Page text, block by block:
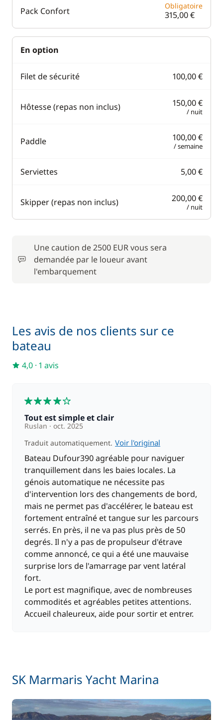
Pack Confort Obligatoire
315,00 €
En option
Filet de sécurité 100,00 €
Hôtesse (repas non inclus) 150,00 €
/ nuit
Paddle 100,00 €
/ semaine
Serviettes 5,00 €
Skipper (repas non inclus) 200,00 €
/ nuit
Une caution de 2500 EUR vous sera
demandée par le loueur avant
l'embarquement
Les avis de nos clients sur ce
bateau
4,0 · 1 avis
Tout est simple et clair
Ruslan
oct. 2025
Traduit automatiquement. Voir l'original
Bateau Dufour390 agréable pour naviguer
tranquillement dans les baies locales. La
génois automatique ne nécessite pas
d'intervention lors des changements de bord,
mais ne permet pas d'accélérer, le bateau est
fortement entraîné et tangue sur les parcours
serrés. En près, il ne va pas plus près de 50
degrés. Il n'y a pas de propulseur d'étrave
comme annoncé, ce qui a été une mauvaise
surprise lors de l'amarrage par vent latéral
fort.
Le port est magnifique, avec de nombreuses
commodités et agréables petites attentions.
Accueil chaleureux, aide pour sortir et entrer.
SK Marmaris Yacht Marina